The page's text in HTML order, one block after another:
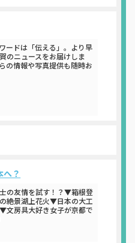
ードは「伝える」。より早
のニュースをお届けしま
の情報や写真提供も随時お
へ？
の友情を試す！？▼箱根登
絶景湖上花火▼日本の大工
文房具大好き女子が京都で